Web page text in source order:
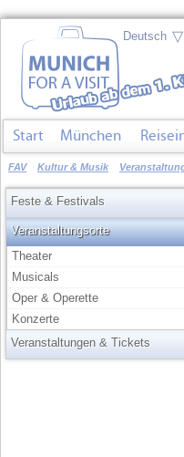
Feste & Festivals
Veranstaltungsorte
Theater
Musicals
Oper & Operette
Konzerte
Veranstaltungen & Tickets
▽
FAV Kultur & Musik
Start München